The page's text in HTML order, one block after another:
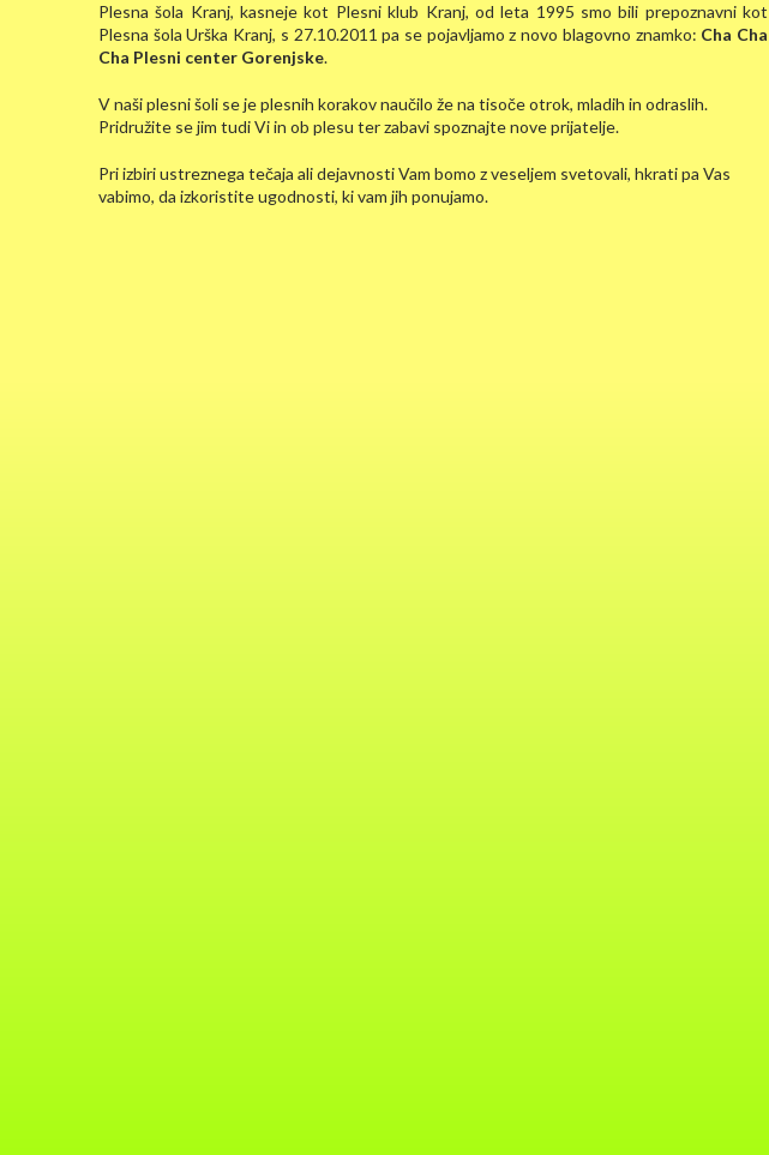
Plesna šola Kranj, kasneje kot Plesni klub Kranj, od leta 1995 smo bili prepoznavni kot
Plesna šola Urška Kranj, s 27.10.2011 pa se pojavljamo z novo blagovno znamko: Cha Cha
Cha Plesni center Gorenjske.
V naši plesni šoli se je plesnih korakov naučilo že na tisoče otrok, mladih in odraslih.
Pridružite se jim tudi Vi in ob plesu ter zabavi spoznajte nove prijatelje.
Pri izbiri ustreznega tečaja ali dejavnosti Vam bomo z veseljem svetovali, hkrati pa Vas
vabimo, da izkoristite ugodnosti, ki vam jih ponujamo.